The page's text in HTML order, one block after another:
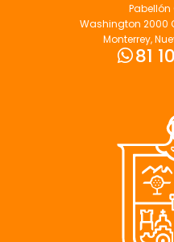
Washington 2000
Monterrey,
81